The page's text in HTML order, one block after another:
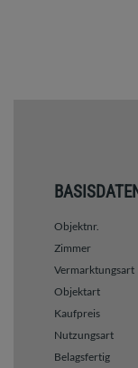
Objektnr.
Zimmer
Vermarktungsart
Objektart
Kaufpreis
Nutzungsart
Belagsfertig